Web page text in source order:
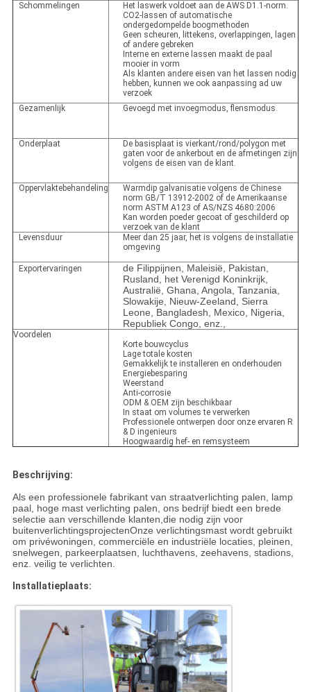
Schommelingen
Het laswerk voldoet aan de AWS D1.1-norm.
CO2-lassen of automatische
ondergedompelde boogmethoden
Geen scheuren, littekens, overlappingen, lagen
of andere gebreken
Interne en externe lassen maakt de paal
mooier in vorm
Als klanten andere eisen van het lassen nodig
hebben, kunnen we ook aanpassing ad uw
verzoek
Gezamenlijk
Gevoegd met invoegmodus, flensmodus.
Onderplaat
De basisplaat is vierkant/rond/polygon met
gaten voor de ankerbout en de afmetingen zijn
volgens de eisen van de klant.
Oppervlaktebehandeling
Warmdip galvanisatie volgens de Chinese
norm GB/T 13912-2002 of de Amerikaanse
norm ASTM A123 of AS/NZS 4680:2006
Kan worden poeder gecoat of geschilderd op
verzoek van de klant
Levensduur
Meer dan 25 jaar, het is volgens de installatie
omgeving
Exportervaringen
de Filippijnen, Maleisië, Pakistan,
Rusland, het Verenigd Koninkrijk,
Australië, Ghana, Angola, Tanzania,
Slowakije, Nieuw-Zeeland, Sierra
Leone, Bangladesh, Mexico, Nigeria,
Republiek Congo, enz.,
Voordelen
Korte bouwcyclus
Lage totale kosten
Gemakkelijk te installeren en onderhouden
Energiebesparing
Weerstand
Anti-corrosie
ODM & OEM zijn beschikbaar
In staat om volumes te verwerken
Professionele ontwerpen door onze ervaren R
& D ingenieurs
Hoogwaardig hef- en remsysteem
Beschrijving:
Als een professionele fabrikant van straatverlichting palen, lamp
paal, hoge mast verlichting palen, ons bedrijf biedt een brede
selectie aan verschillende klanten,die nodig zijn voor
buitenverlichtingsprojectenOnze verlichtingsmast wordt gebruikt
om privéwoningen, commerciële en industriële locaties, pleinen,
snelwegen, parkeerplaatsen, luchthavens, zeehavens, stadions,
enz. veilig te verlichten.
Installatieplaats: